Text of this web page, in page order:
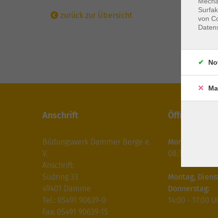
zurück zur Übersicht
Anschrift
Bildungswerk Dammer Berge e.
V.
Anschrift:
Südring 33
49401 Damme
Tel.: 05491 90639-0
Fax: 05491 90639-15
Montag bis
08:30 - 12:30
Montag,
Donnerstag:
14:00 - 17:00
von